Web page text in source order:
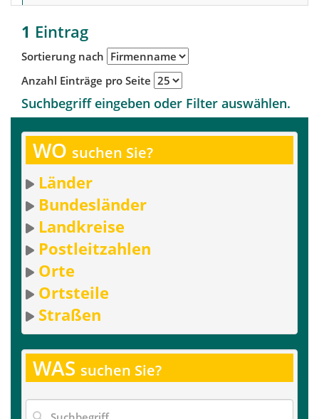
1 Eintrag
Sortierung nach
Anzahl Einträge pro Seite
Suchbegriff eingeben oder Filter auswählen.
WO suchen Sie?
Länder
Bundesländer
Landkreise
Postleitzahlen
Orte
Ortsteile
Straßen
WAS suchen Sie?